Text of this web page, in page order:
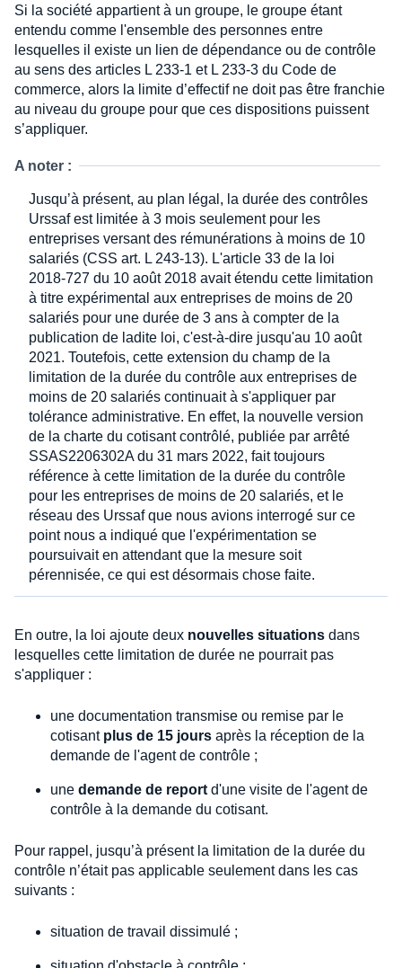
Si la société appartient à un groupe, le groupe étant
entendu comme l'ensemble des personnes entre
lesquelles il existe un lien de dépendance ou de contrôle
au sens des articles L 233-1 et L 233-3 du Code de
commerce, alors la limite d’effectif ne doit pas être franchie
au niveau du groupe pour que ces dispositions puissent
s’appliquer.
A noter :
Jusqu’à présent, au plan légal, la durée des contrôles
Urssaf est limitée à 3 mois seulement pour les
entreprises versant des rémunérations à moins de 10
salariés (CSS art. L 243-13). L'article 33 de la loi
2018-727 du 10 août 2018 avait étendu cette limitation
à titre expérimental aux entreprises de moins de 20
salariés pour une durée de 3 ans à compter de la
publication de ladite loi, c'est-à-dire jusqu'au 10 août
2021. Toutefois, cette extension du champ de la
limitation de la durée du contrôle aux entreprises de
moins de 20 salariés continuait à s'appliquer par
tolérance administrative. En effet, la nouvelle version
de la charte du cotisant contrôlé, publiée par arrêté
SSAS2206302A du 31 mars 2022, fait toujours
référence à cette limitation de la durée du contrôle
pour les entreprises de moins de 20 salariés, et le
réseau des Urssaf que nous avions interrogé sur ce
point nous a indiqué que l'expérimentation se
poursuivait en attendant que la mesure soit
pérennisée, ce qui est désormais chose faite.
En outre, la loi ajoute deux nouvelles situations dans
lesquelles cette limitation de durée ne pourrait pas
s'appliquer :
une documentation transmise ou remise par le
cotisant plus de 15 jours après la réception de la
demande de l'agent de contrôle ;
une demande de report d'une visite de l'agent de
contrôle à la demande du cotisant.
Pour rappel, jusqu’à présent la limitation de la durée du
contrôle n’était pas applicable seulement dans les cas
suivants :
situation de travail dissimulé ;